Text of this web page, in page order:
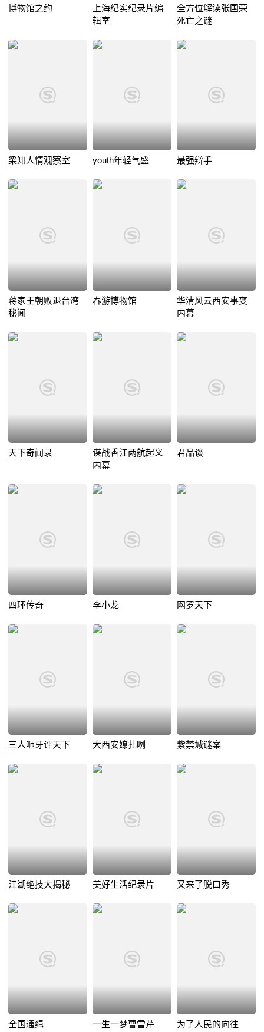
博物馆之约
上海纪实纪录片编
辑室
全方位解读张国荣
死亡之谜
梁知人情观察室 youth年轻气盛 最强辩手
蒋家王朝败退台湾
秘闻
春游博物馆
华清风云西安事变
内幕
天下奇闻录
谍战香江两航起义
内幕
君品谈
四环传奇 李小龙 网罗天下
三人咂牙评天下 大西安嫽扎咧 紫禁城谜案
江湖绝技大揭秘 美好生活纪录片 又来了脱口秀
全国通缉 一生一梦曹雪芹 为了人民的向往